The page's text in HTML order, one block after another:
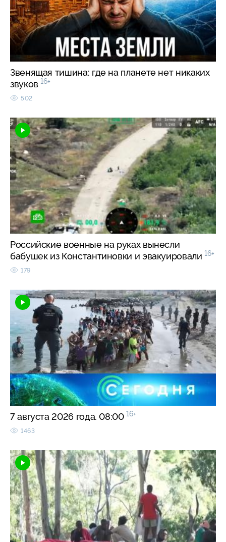
Звенящая тишина: где на планете нет никаких
звуков 16+
502
Российские военные на руках вынесли
бабушек из Константиновки и эвакуировали 16+
179
7 августа 2026 года. 08:00 16+
1463